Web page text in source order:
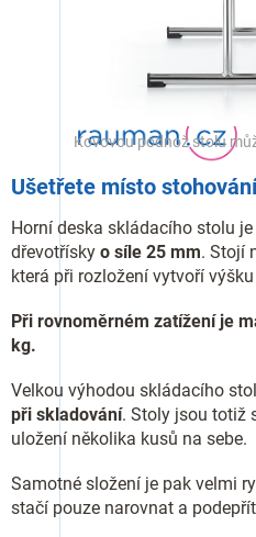
Kovovou podnož stolu
Ušetřete místo
Horní deska skládacího stolu
dřevotřísky o síle 25 mm. Stojí
která při rozložení vytvoří
Při rovnoměrném zatížení je
kg.
Velkou výhodou skládacího
při skladování. Stoly jsou totiž
uložení několika kusů na sebe.
Samotné složení je pak velmi
stačí pouze narovnat a